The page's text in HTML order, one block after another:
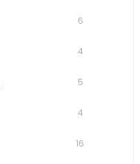
6
4
5
4
16